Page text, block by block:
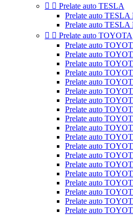
  Prelate auto TESLA
Prelate auto TESLA
Prelate auto TESLA
  Prelate auto TOYOTA
Prelate auto
Prelate auto
Prelate auto
Prelate auto
Prelate auto
Prelate auto
Prelate auto
Prelate auto
Prelate auto
Prelate auto
Prelate auto
Prelate auto
Prelate auto
Prelate auto
Prelate auto
Prelate auto
Prelate auto
Prelate auto
Prelate auto